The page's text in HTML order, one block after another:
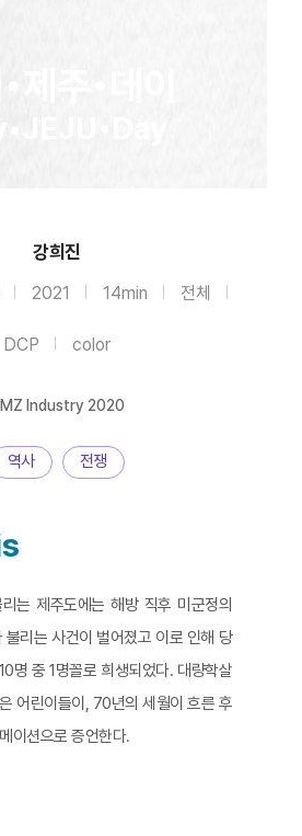
강희진
2021 14min 전체
DCP color
Industry 2020
역사 전쟁
는 제주도에는 해방 직후 미군정의
리는 사건이 벌어졌고 이로 인해 당
명 중 1명꼴로 희생되었다. 대량학살
어린이들이, 70년의 세월이 흐른 후
이션으로 증언한다.